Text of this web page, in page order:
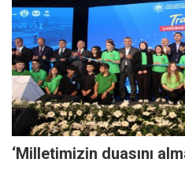
‘Milletimizin duasını